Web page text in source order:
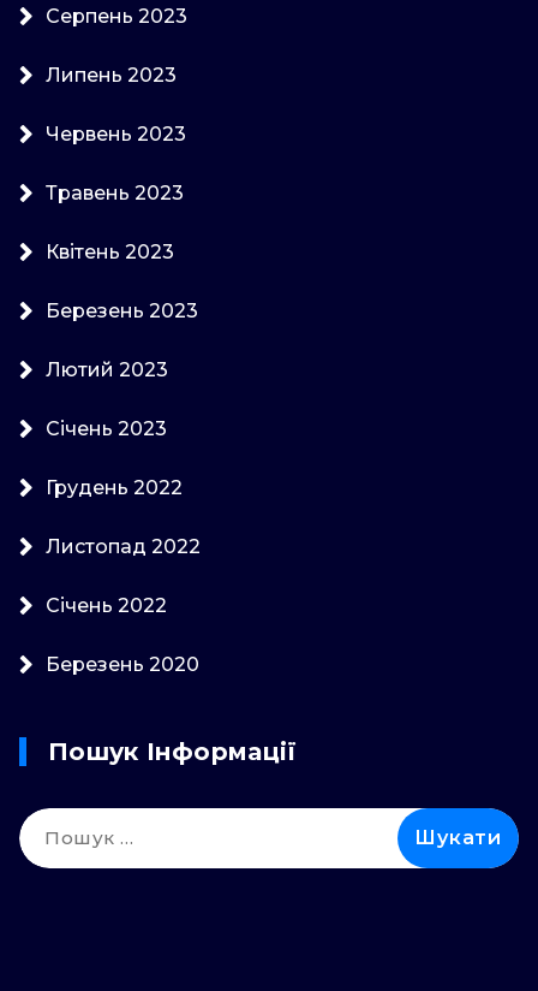
Серпень 2023
Липень 2023
Червень 2023
Травень 2023
Квітень 2023
Березень 2023
Лютий 2023
Січень 2023
Грудень 2022
Листопад 2022
Січень 2022
Березень 2020
Пошук Інформації
Пошук: